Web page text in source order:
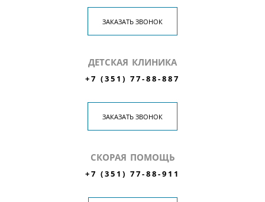
ЗАКАЗАТЬ ЗВОНОК
ДЕТСКАЯ КЛИНИКА
+7 (351) 77-88-887
ЗАКАЗАТЬ ЗВОНОК
СКОРАЯ ПОМОЩЬ
+7 (351) 77-88-911